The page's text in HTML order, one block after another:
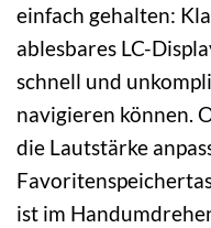
einfach gehalten:
ablesbares LC-
schnell und
navigieren können.
die Lautstärke
ist im